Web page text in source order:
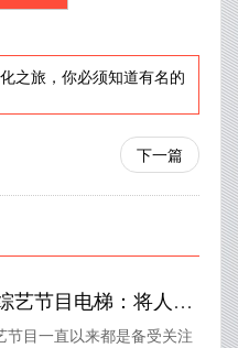
之旅，你必须知道有名的
下一篇
日本整蛊综艺节目电梯：将人变成“场景主角”
节目一直以来都是备受关注